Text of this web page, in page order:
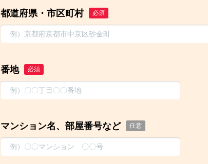
都道府県・市区町村 必須
番地 必須
マンション名、部屋番号など 任意